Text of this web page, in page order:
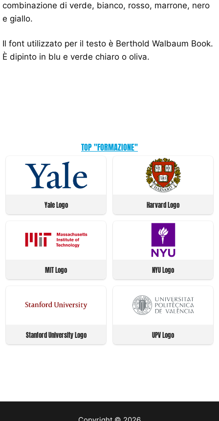
combinazione di verde, bianco, rosso, marrone, nero
e giallo.
Il font utilizzato per il testo è Berthold Walbaum Book.
È dipinto in blu e verde chiaro o oliva.
TOP "FORMAZIONE"
Yale Logo Harvard Logo
MIT Logo NYU Logo
Stanford University Logo UPV Logo